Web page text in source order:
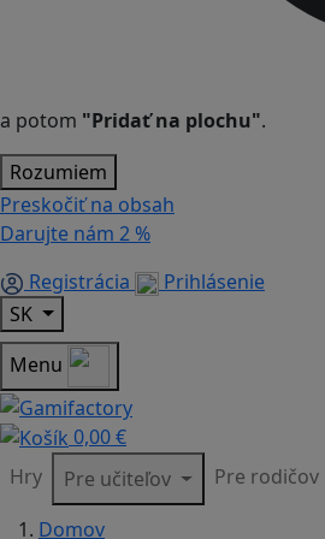
a potom "Pridať na plochu".
Rozumiem
Preskočiť na obsah
Darujte nám 2 %
Registrácia
Prihlásenie
SK
Menu
0,00 €
Hry
Pre učiteľov Pre rodičov
Domov